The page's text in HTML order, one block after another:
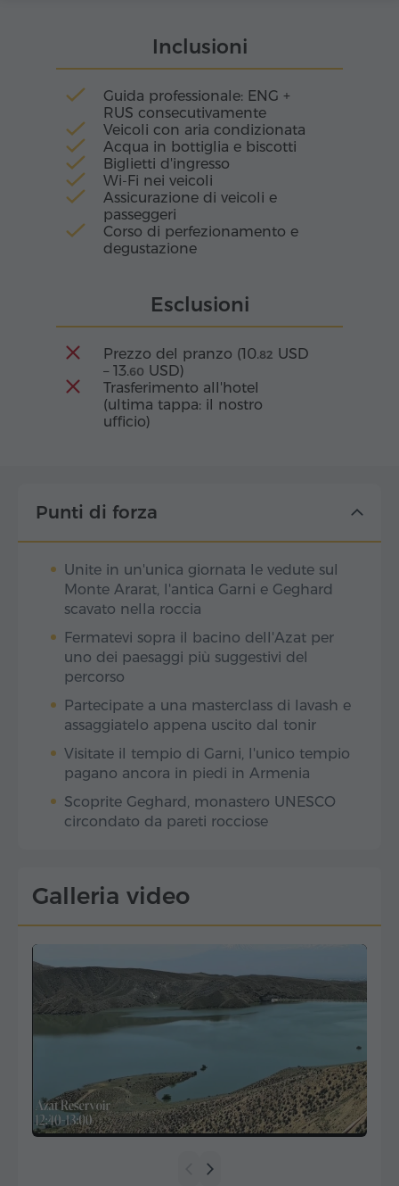
Inclusioni
Guida professionale: ENG +
RUS consecutivamente
Veicoli con aria condizionata
Acqua in bottiglia e biscotti
Biglietti d'ingresso
Wi-Fi nei veicoli
Assicurazione di veicoli e
passeggeri
Corso di perfezionamento e
degustazione
Esclusioni
Prezzo del pranzo (10.82 USD
– 13.60 USD)
Trasferimento all'hotel
(ultima tappa: il nostro
ufficio)
Punti di forza
Unite in un'unica giornata le vedute sul
Monte Ararat, l'antica Garni e Geghard
scavato nella roccia
Fermatevi sopra il bacino dell'Azat per
uno dei paesaggi più suggestivi del
percorso
Partecipate a una masterclass di lavash e
assaggiatelo appena uscito dal tonir
Visitate il tempio di Garni, l'unico tempio
pagano ancora in piedi in Armenia
Scoprite Geghard, monastero UNESCO
circondato da pareti rocciose
Galleria video